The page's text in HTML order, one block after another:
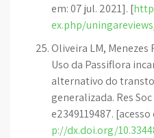
em: 07 jul. 2021]. [
ex.php/
Oliveira LM, Menezes
Uso da Passiflora
alternativo do
generalizada. Res
e2349119487.
p://dx.doi.org/